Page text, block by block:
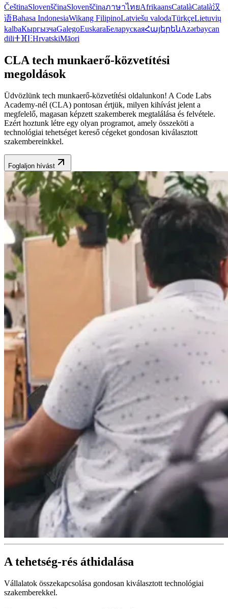
ČeštinaSlovenščinaSlovenščinaภาษาไทยAfrikaansCatalàCatalà汉
语Bahasa IndonesiaWikang FilipinoLatviešu valodaTürkçeLietuvių
kalbaКыргызчаGalegoEuskaraБеларускаяՀայերենAzərbaycan
diliⵜⴼⵏⵗHrvatskiMāori
CLA tech munkaerő-közvetítési
megoldások
Üdvözlünk tech munkaerő-közvetítési oldalunkon! A Code Labs
Academy-nél (CLA) pontosan értjük, milyen kihívást jelent a
megfelelő, magasan képzett szakemberek megtalálása és felvétele.
Ezért hoztunk létre egy olyan programot, amely összeköti a
technológiai tehetséget kereső cégeket gondosan kiválasztott
szakembereinkkel.
Foglaljon hívást
A tehetség-rés áthidalása
Vállalatok összekapcsolása gondosan kiválasztott technológiai
szakemberekkel.